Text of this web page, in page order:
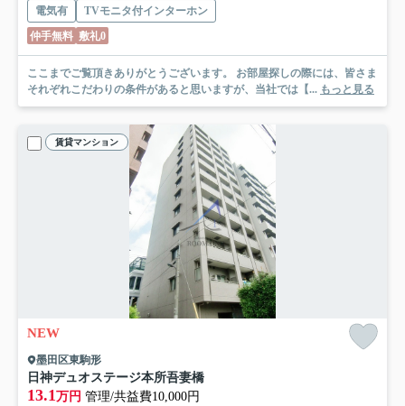
電気有
TVモニタ付インターホン
仲手無料 敷礼0
ここまでご覧頂きありがとうございます。 お部屋探しの際には、皆さま
それぞれこだわりの条件があると思いますが、当社では【... もっと見る
賃貸マンション
NEW
墨田区東駒形
日神デュオステージ本所吾妻橋
13.1万円 管理/共益費10,000円